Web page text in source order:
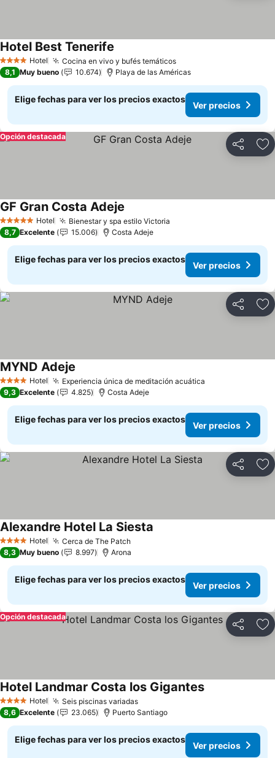
4 EstrellasHotel Cocina en vivo y bufés temáticosVer precios
Hotel Best Tenerife
8,1 Muy bueno 10.674 Playa de las Américas
Elige fechas para ver los precios exactos
Ver precios
Compartir
Opción destacada
5 Estrellas Hotel Bienestar y spa estilo Victoria
GF Gran Costa Adeje
8,7 Excelente 15.006 Costa Adeje
Elige fechas para ver los precios exactos
Ver precios
Compartir
4 EstrellasHotel Experiencia única de meditación acuática
MYND Adeje
9,3 Excelente 4.825 Costa Adeje
Elige fechas para ver los precios exactos
Ver precios
Compartir
4 EstrellasHotel Cerca de The PatchVer precios
Alexandre Hotel La Siesta
8,3 Muy bueno 8.997 Arona
Elige fechas para ver los precios exactos
Ver precios
Compartir
Opción destacada
4 EstrellasHotel Seis piscinas variadasVer precios
Hotel Landmar Costa los GigantesVer precios
8,6 Excelente 23.065 Puerto Santiago
Elige fechas para ver los precios exactos
Ver precios